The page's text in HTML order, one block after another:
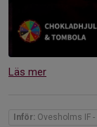
Läs mer
Inför: Ovesholms IF -